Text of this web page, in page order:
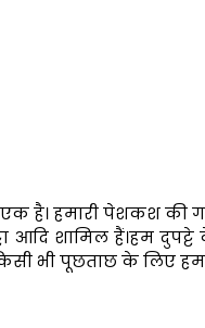
है। हमारी पेशकश की गई
आदि शामिल हैं।हम दुपट्टे
किसी भी पूछताछ के लिए